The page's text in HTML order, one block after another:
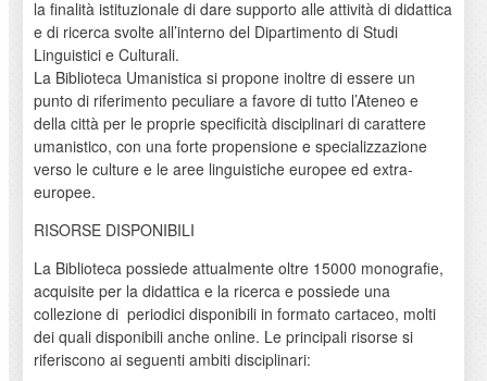
la finalità istituzionale di dare supporto alle attività di didattica
e di ricerca svolte all’interno del Dipartimento di Studi
Linguistici e Culturali.
La Biblioteca Umanistica si propone inoltre di essere un
punto di riferimento peculiare a favore di tutto l’Ateneo e
della città per le proprie specificità disciplinari di carattere
umanistico, con una forte propensione e specializzazione
verso le culture e le aree linguistiche europee ed extra-
europee.
RISORSE DISPONIBILI
La Biblioteca possiede attualmente oltre 15000 monografie,
acquisite per la didattica e la ricerca e possiede una
collezione di periodici disponibili in formato cartaceo, molti
dei quali disponibili anche online. Le principali risorse si
riferiscono ai seguenti ambiti disciplinari: